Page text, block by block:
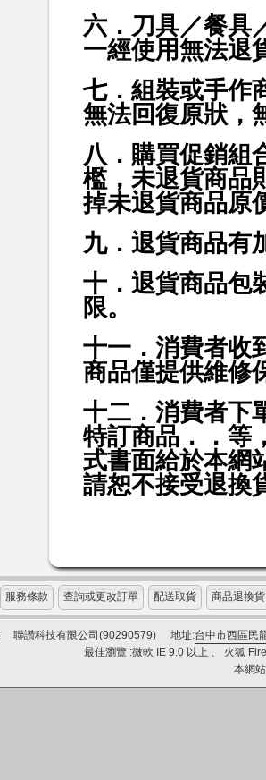
六．刀具／餐具
一經使用無法退
七．組裝或手作
無法回復原狀，
八．購買促銷組
檻，未退貨商品
掉未退貨商品原
九．退貨商品有
十．退貨商品包
限。
十一．消費者收
商品僅提供維修
十二．消費者下
特訂商品．．等
式書面給於本網
請恕不接受退換
服務條款 查詢或更改訂單 配送取貨 商品退換貨
聯讚科技有限公司(90290579) 地址:台中市西區民
最佳瀏覽 :微軟 IE 9.0 以上 、 火狐
本網